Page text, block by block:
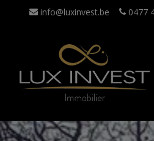
info@luxinvest.be 0477